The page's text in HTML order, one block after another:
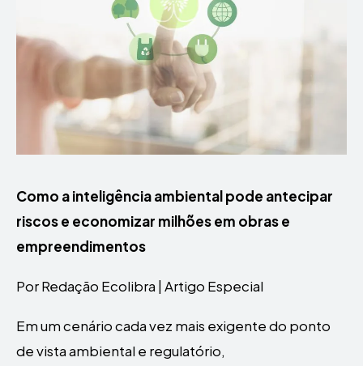
Como a inteligência ambiental pode antecipar
riscos e economizar milhões em obras e
empreendimentos
Por Redação Ecolibra | Artigo Especial
Em um cenário cada vez mais exigente do ponto
de vista ambiental e regulatório,